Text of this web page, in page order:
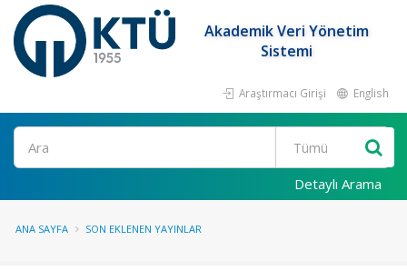
Akademik Veri Yönetim
Sistemi
Araştırmacı Girişi English
Ara
Detaylı Arama
ANA SAYFA SON EKLENEN YAYINLAR